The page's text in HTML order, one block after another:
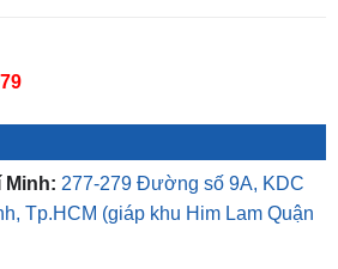
Minh: 277-279 Đường số 9A, KDC
Tp.HCM